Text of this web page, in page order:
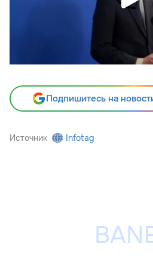
Подпишитесь на
Источник Infotag